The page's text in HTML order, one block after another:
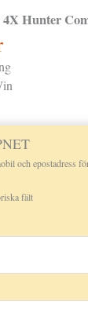
Hunter
och epostadress
fält